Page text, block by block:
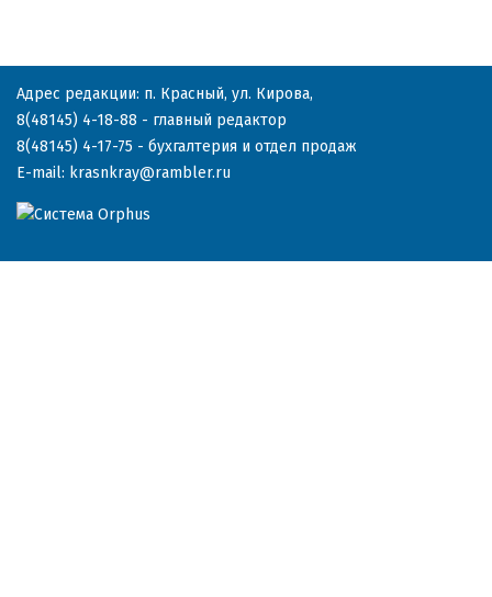
Адрес редакции: п. Красный, ул. Кирова,
8(48145) 4-18-88 - главный редактор
8(48145) 4-17-75 - бухгалтерия и отдел продаж
E-mail: krasnkray@rambler.ru